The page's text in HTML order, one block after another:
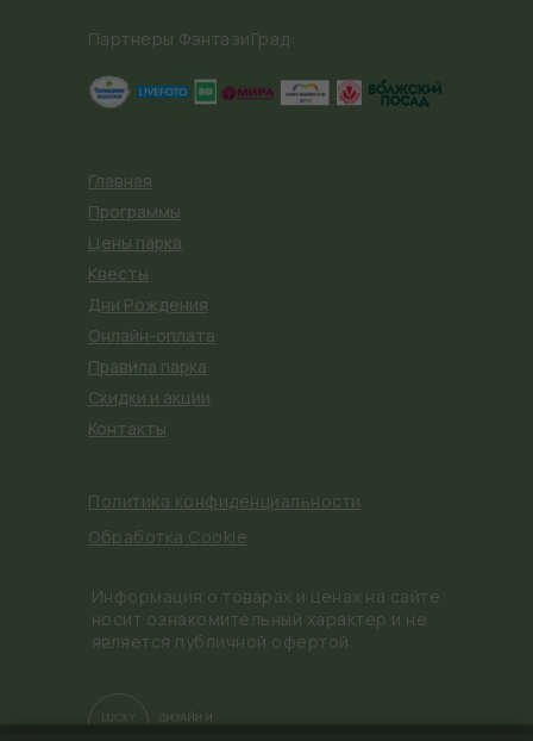
Политика конфиденциальности
Обработка Cookie
Главная
Программы
Цены парка
Онлайн-оплата
Правила парка
Контакты
Скидки и акции
Квесты
Информация о товарах и ценах на сайте
носит ознакомительный характер и не
является публичной офертой.
Партнеры ФэнтазиГрад:
Дни Рождения